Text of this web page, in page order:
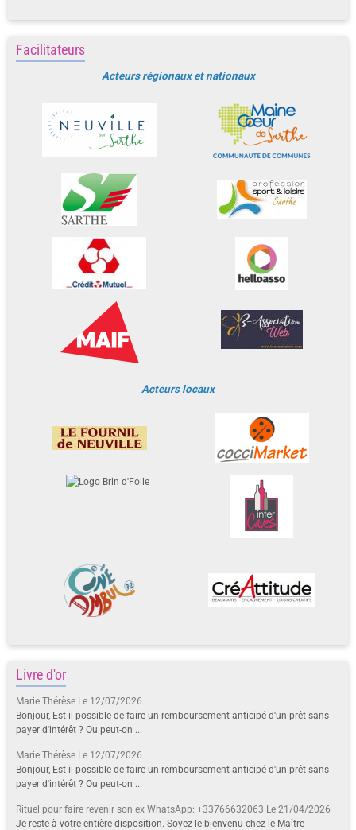
Facilitateurs
Acteurs régionaux et nationaux
Acteurs locaux
Livre d'or
Marie Thérèse Le 12/07/2026
Bonjour, Est il possible de faire un remboursement anticipé d'un prêt sans
payer d'intérêt ? Ou peut-on ...
Marie Thérèse Le 12/07/2026
Bonjour, Est il possible de faire un remboursement anticipé d'un prêt sans
payer d'intérêt ? Ou peut-on ...
Rituel pour faire revenir son ex WhatsApp: +33766632063 Le 21/04/2026
Je reste à votre entière disposition. Soyez le bienvenu chez le Maître